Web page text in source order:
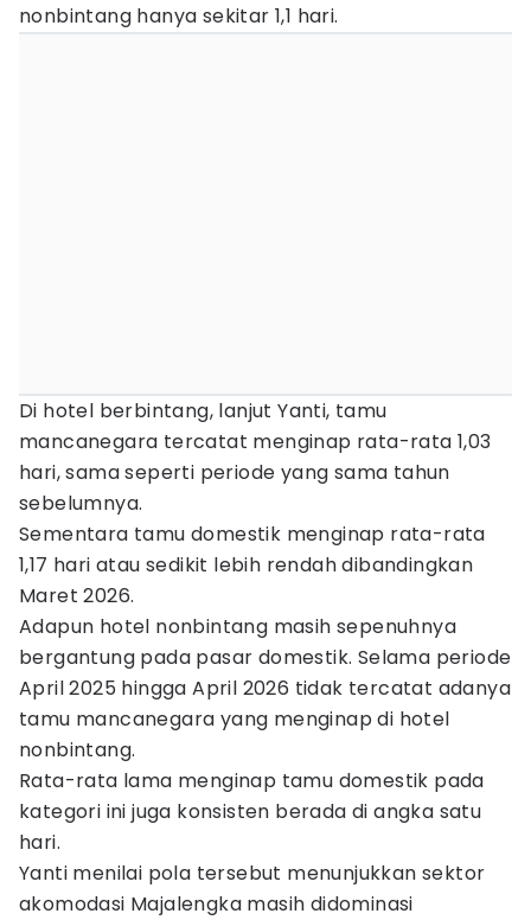
nonbintang hanya sekitar 1,1 hari.
Di hotel berbintang, lanjut Yanti, tamu
mancanegara tercatat menginap rata-rata 1,03
hari, sama seperti periode yang sama tahun
sebelumnya.
Sementara tamu domestik menginap rata-rata
1,17 hari atau sedikit lebih rendah dibandingkan
Maret 2026.
Adapun hotel nonbintang masih sepenuhnya
bergantung pada pasar domestik. Selama periode
April 2025 hingga April 2026 tidak tercatat adanya
tamu mancanegara yang menginap di hotel
nonbintang.
Rata-rata lama menginap tamu domestik pada
kategori ini juga konsisten berada di angka satu
hari.
Yanti menilai pola tersebut menunjukkan sektor
akomodasi Majalengka masih didominasi